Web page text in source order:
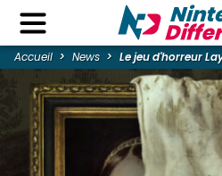
Accueil News Le jeu d'horreur